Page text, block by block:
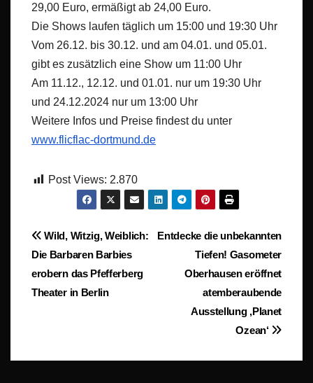
29,00 Euro, ermäßigt ab 24,00 Euro.
Die Shows laufen täglich um 15:00 und 19:30 Uhr
Vom 26.12. bis 30.12. und am 04.01. und 05.01.
gibt es zusätzlich eine Show um 11:00 Uhr
Am 11.12., 12.12. und 01.01. nur um 19:30 Uhr
und 24.12.2024 nur um 13:00 Uhr
Weitere Infos und Preise findest du unter
www.flicflac-dortmund.de
Post Views: 2.870
Beitragsnavigation
Entdecke die unbekannten
Tiefen! Gasometer
Oberhausen eröffnet
atemberaubende
Ausstellung ‚Planet
Ozean‘
Wild, Witzig, Weiblich:
Die Barbaren Barbies
erobern das Pfefferberg
Theater in Berlin